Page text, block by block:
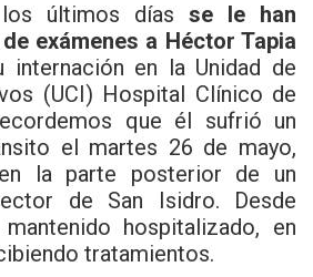
últimos días se le han
exámenes a Héctor Tapia
internación en la Unidad de
(UCI) Hospital Clínico de
que él sufrió un
el martes 26 de mayo,
la parte posterior de un
de San Isidro. Desde
hospitalizado, en
tratamientos.